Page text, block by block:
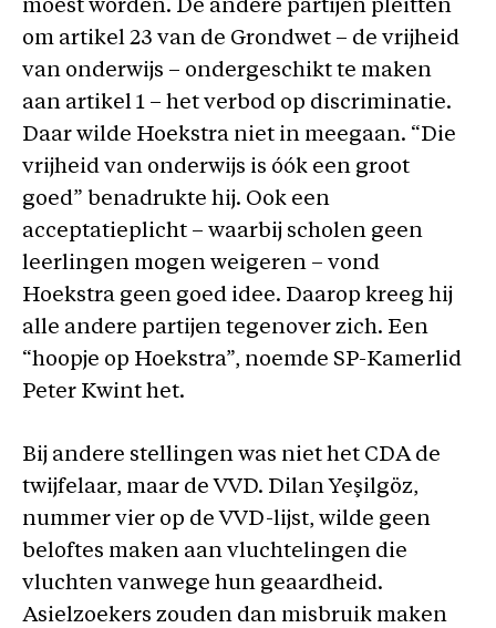
moest worden. De andere partijen pleitten
om artikel 23 van de Grondwet – de vrijheid
van onderwijs – ondergeschikt te maken
aan artikel 1 – het verbod op discriminatie.
Daar wilde Hoekstra niet in meegaan. “Die
vrijheid van onderwijs is óók een groot
goed” benadrukte hij. Ook een
acceptatieplicht – waarbij scholen geen
leerlingen mogen weigeren – vond
Hoekstra geen goed idee. Daarop kreeg hij
alle andere partijen tegenover zich. Een
“hoopje op Hoekstra”, noemde SP-Kamerlid
Peter Kwint het.
Bij andere stellingen was niet het CDA de
twijfelaar, maar de VVD. Dilan Yeşilgöz,
nummer vier op de VVD-lijst, wilde geen
beloftes maken aan vluchtelingen die
vluchten vanwege hun geaardheid.
Asielzoekers zouden dan misbruik maken